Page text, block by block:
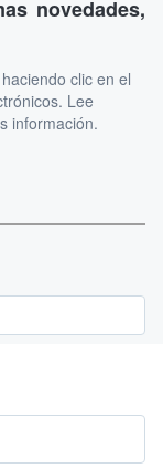
novedades,
clic en el
Lee
información.